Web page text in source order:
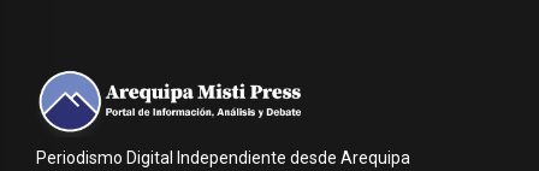
Periodismo Digital Independiente desde Arequipa